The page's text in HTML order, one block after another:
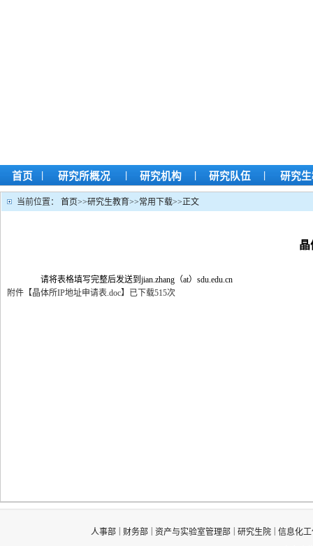
首页 | 研究所概况 | 研究机构 | 研究队伍 | 研究
当前位置： 首页>>研究生教育>>常用下载>>正文
晶
请将表格填写完整后发送到jian.zhang（at）sdu.edu.cn
附件【晶体所IP地址申请表.doc】 已下载515次
人事部 财务部 资产与实验室管理部 研究生院
信息化